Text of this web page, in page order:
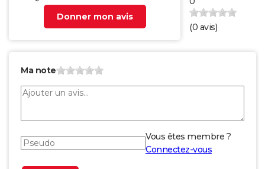
Donner mon avis
(0 avis)
Ma note
Vous êtes membre ?
Connectez-vous